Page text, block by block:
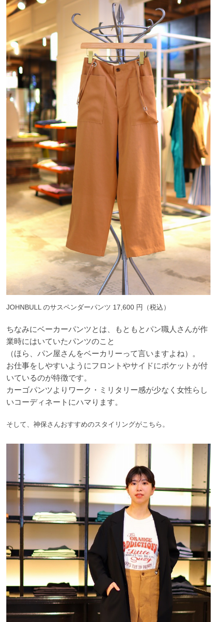
JOHNBULL のサスペンダーパンツ 17,600 円（税込）
ちなみにベーカーパンツとは、もともとパン職人さんが作
業時にはいていたパンツのこと
（ほら、パン屋さんをベーカリーって言いますよね）。
お仕事をしやすいようにフロントやサイドにポケットが付
いているのが特徴です。
カーゴパンツよりワーク・ミリタリー感が少なく女性らし
いコーディネートにハマります。
そして、神保さんおすすめのスタイリングがこちら。